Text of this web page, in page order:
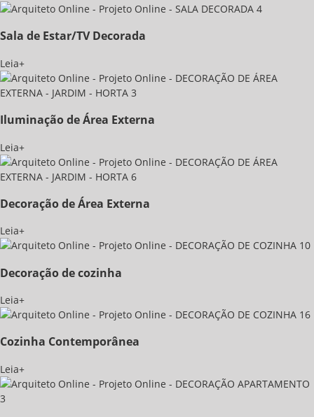
Sala de Estar/TV Decorada
Leia+
Iluminação de Área Externa
Leia+
Decoração de Área Externa
Leia+
Decoração de cozinha
Leia+
Cozinha Contemporânea
Leia+